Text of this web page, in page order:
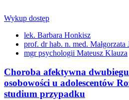
Wykup dostęp
lek. Barbara Honkisz
prof. dr hab. n. med. Małgorzata
mgr psychologii Mateusz Klauza
Choroba afektywna
osobowości u adolescentów
studium przypadku